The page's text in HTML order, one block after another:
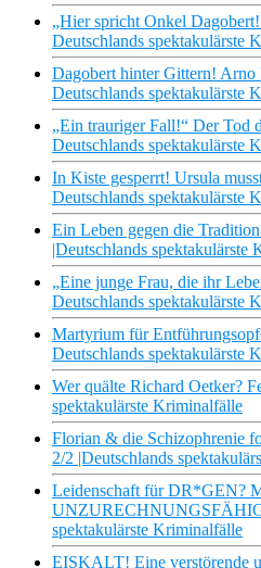
„Hier spricht Onkel
Deutschlands spektakulärste
Dagobert hinter Gittern! Arno
Deutschlands spektakulärste
„Ein trauriger Fall!“ Der Tod
Deutschlands spektakulärste
In Kiste gesperrt! Ursula
Deutschlands spektakulärste
Ein Leben gegen die
|Deutschlands spektakulärste
„Eine junge Frau, die ihr
Deutschlands spektakulärste
Martyrium für
Deutschlands spektakulärste
Wer quälte Richard Oetker?
spektakulärste Kriminalfälle
Florian & die Schizophrenie
2/2 |Deutschlands
Leidenschaft für DR*GEN?
spektakulärste Kriminalfälle
EISKALT! Eine verstörende